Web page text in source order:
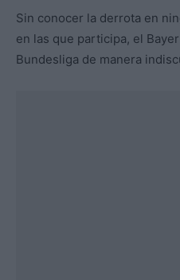
Sin conocer la derrota en
en las que participa, el
Bundesliga de manera